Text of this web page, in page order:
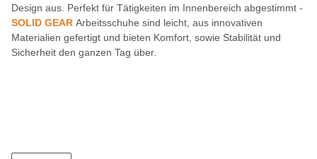
Design aus. Perfekt für Tätigkeiten im Innenbereich abgestimmt -
SOLID GEAR Arbeitsschuhe sind leicht, aus innovativen
Materialien gefertigt und bieten Komfort, sowie Stabilität und
Sicherheit den ganzen Tag über.